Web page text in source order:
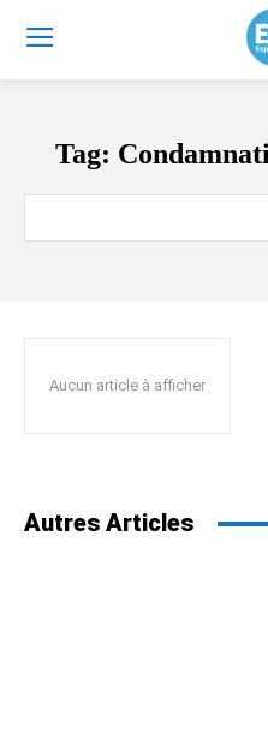
Tag:
Aucun article à afficher
Autres Articles